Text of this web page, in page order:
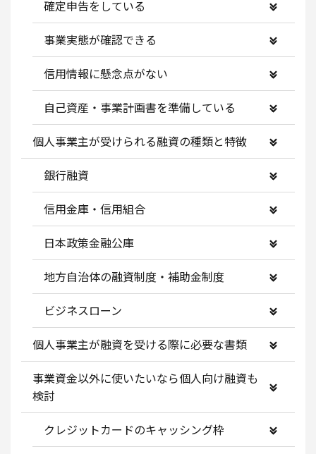
確定申告をしている
事業実態が確認できる
信用情報に懸念点がない
自己資産・事業計画書を準備している
個人事業主が受けられる融資の種類と特徴
銀行融資
信用金庫・信用組合
日本政策金融公庫
地方自治体の融資制度・補助金制度
ビジネスローン
個人事業主が融資を受ける際に必要な書類
事業資金以外に使いたいなら個人向け融資も
検討
クレジットカードのキャッシング枠